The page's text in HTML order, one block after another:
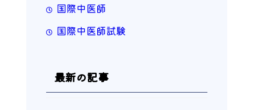
国際中医師
国際中医師試験
最新の記事